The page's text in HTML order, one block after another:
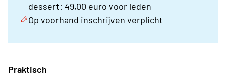
dessert: 49,00 euro voor leden
Op voorhand inschrijven verplicht
Praktisch